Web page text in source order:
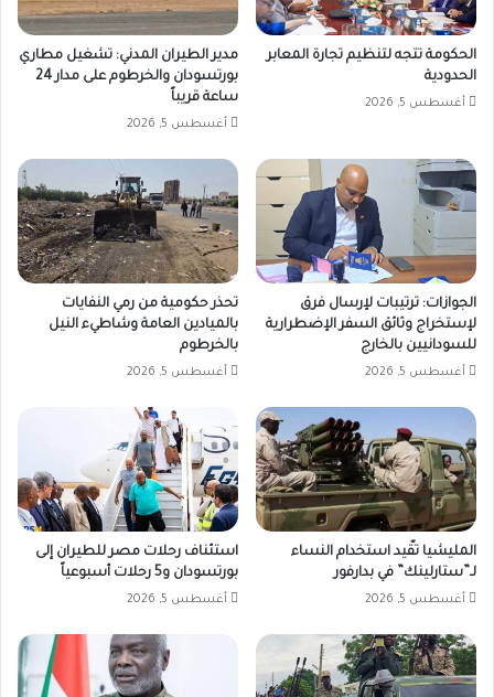
الحكومة تتجه لتنظيم تجارة المعابر
الحدودية
أغسطس 5, 2026
مدير الطيران المدني: تشغيل مطاري
بورتسودان والخرطوم على مدار 24
ساعة قريباً
أغسطس 5, 2026
الجوازات: ترتيبات لإرسال فرق
لإستخراج وثائق السفر الإضطرارية
للسودانيين بالخارج
أغسطس 5, 2026
تحذر حكومية من رمي النفايات
بالميادين العامة وشاطيء النيل
بالخرطوم
أغسطس 5, 2026
المليشيا تقّيد استخدام النساء
لـ”ستارلينك” في بدارفور
أغسطس 5, 2026
استئناف رحلات مصر للطيران إلى
بورتسودان و5 رحلات أسبوعياً
أغسطس 5, 2026